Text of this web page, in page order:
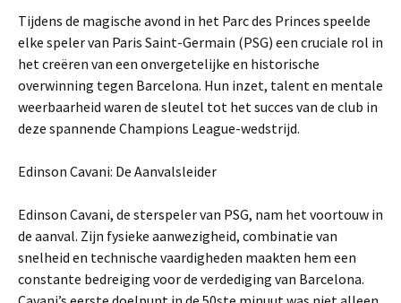
Tijdens de magische avond in het Parc des Princes speelde
elke speler van Paris Saint-Germain (PSG) een cruciale rol in
het creëren van een onvergetelijke en historische
overwinning tegen Barcelona. Hun inzet, talent en mentale
weerbaarheid waren de sleutel tot het succes van de club in
deze spannende Champions League-wedstrijd.
Edinson Cavani: De Aanvalsleider
Edinson Cavani, de sterspeler van PSG, nam het voortouw in
de aanval. Zijn fysieke aanwezigheid, combinatie van
snelheid en technische vaardigheden maakten hem een
constante bedreiging voor de verdediging van Barcelona.